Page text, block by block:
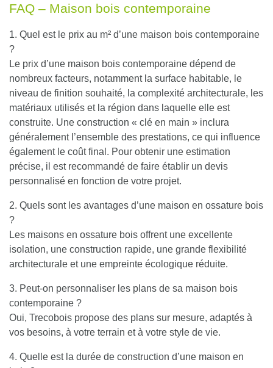
FAQ – Maison bois contemporaine
1. Quel est le prix au m² d’une maison bois contemporaine
?
Le prix d’une maison bois contemporaine dépend de
nombreux facteurs, notamment la surface habitable, le
niveau de finition souhaité, la complexité architecturale, les
matériaux utilisés et la région dans laquelle elle est
construite. Une construction « clé en main » inclura
généralement l’ensemble des prestations, ce qui influence
également le coût final. Pour obtenir une estimation
précise, il est recommandé de faire établir un devis
personnalisé en fonction de votre projet.
2. Quels sont les avantages d’une maison en ossature bois
?
Les maisons en ossature bois offrent une excellente
isolation, une construction rapide, une grande flexibilité
architecturale et une empreinte écologique réduite.
3. Peut-on personnaliser les plans de sa maison bois
contemporaine ?
Oui, Trecobois propose des plans sur mesure, adaptés à
vos besoins, à votre terrain et à votre style de vie.
4. Quelle est la durée de construction d’une maison en